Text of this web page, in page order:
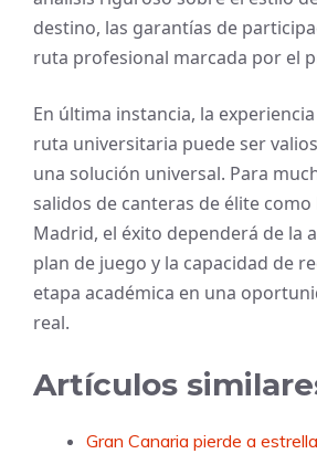
destino, las garantías de
ruta profesional marcada por el
En última instancia, la
ruta universitaria puede ser
una solución universal. Para
salidos de canteras de élite como
Madrid, el éxito dependerá de la
plan de juego y la capacidad de
etapa académica en una
real.
Artículos
Gran Canaria pierde a